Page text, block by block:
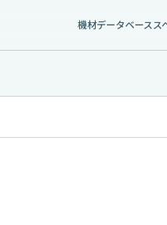
機材データベースス